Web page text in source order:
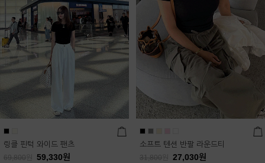
링클 핀턱 와이드 팬츠
69,800 59,330원
소프트 텐션 반팔 라운드티
31,800 27,030원